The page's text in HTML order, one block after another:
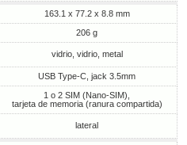
163.1 x 77.2 x 8.8 mm
206 g
vidrio, vidrio, metal
USB Type-C, jack 3.5mm
1 o 2 SIM (Nano-SIM),
tarjeta de memoria (ranura compartida)
lateral